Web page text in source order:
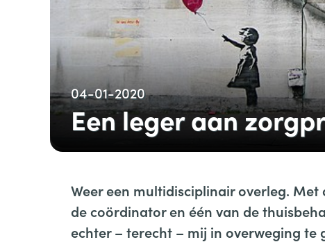
04-01-2020
Een leger aan
Weer een multidisciplinair overleg.
de coördinator en één van de
echter – terecht – mij in overweging te